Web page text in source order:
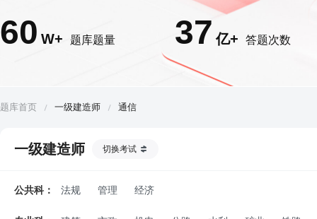
60 W+ 题库题量 37 亿+ 答题次数
题库首页 一级建造师 通信
一级建造师 切换考试
公共科： 法规 管理 经济